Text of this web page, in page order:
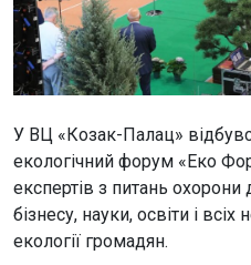
У ВЦ «Козак-Палац»
екологічний форум «Еко
експертів з питань охорони
бізнесу, науки, освіти і
екології громадян.